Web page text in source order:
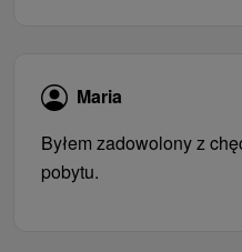
Maria
Byłem zadowolony z
pobytu.